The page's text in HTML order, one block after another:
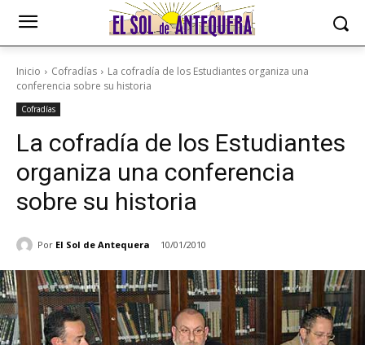
Inicio Cofradías
La cofradía de los Estudiantes organiza una
conferencia sobre su historia
Cofradías
La cofradía de los Estudiantes
organiza una conferencia
sobre su historia
Por El Sol de Antequera 10/01/2010